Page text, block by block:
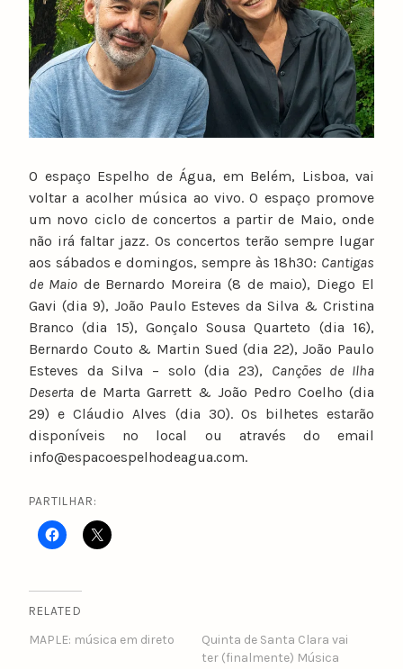
c
a
t
a
r
i
n
O espaço Espelho de Água, em Belém, Lisboa, vai
voltar a acolher música ao vivo. O espaço promove
um novo ciclo de concertos a partir de Maio, onde
não irá faltar jazz. Os concertos terão sempre lugar
aos sábados e domingos, sempre às 18h30: Cantigas
de Maiode Bernardo Moreira (8 de maio), Diego El
Gavi (dia 9), João Paulo Esteves da Silva & Cristina
Branco (dia 15), Gonçalo Sousa Quarteto (dia 16),
Bernardo Couto & Martin Sued (dia 22), João Paulo
Esteves da Silva – solo (dia 23), Canções de Ilha
Deserta de Marta Garrett & João Pedro Coelho (dia
29) e Cláudio Alves (dia 30). Os bilhetes estarão
disponíveis no local ou através do email
info@espacoespelhodeagua.com.
PARTILHAR:
RELATED
MAPLE: música em direto
Quinta de Santa Clara vai
ter (finalmente) Música